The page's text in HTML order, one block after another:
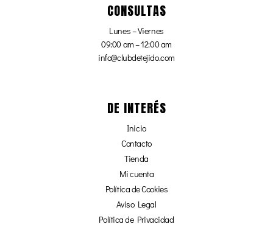
CONSULTAS
Lunes – Viernes
09:00 am – 12:00 am
info@clubdetejido.com
DE INTERÉS
Inicio
Contacto
Tienda
Mi cuenta
Política de Cookies
Aviso Legal
Política de Privacidad